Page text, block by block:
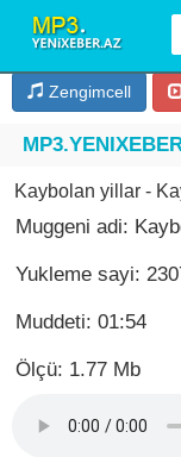
Zengimcell
Kaybolan yillar -
Muggeni adi:
Yukleme sayi:
Muddeti: 01:54
Ölçü: 1.77 Mb